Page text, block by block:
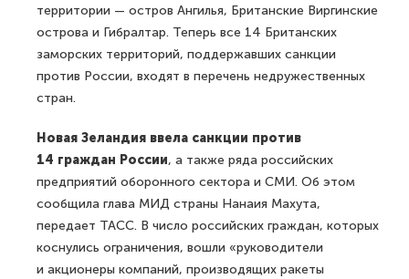
территории — остров Ангилья, Британские Виргинские
острова и Гибралтар. Теперь все 14 Британских
заморских территорий, поддержавших санкции
против России, входят в перечень недружественных
стран.
Новая Зеландия ввела санкции против
14 граждан России, а также ряда российских
предприятий оборонного сектора и СМИ. Об этом
сообщила глава МИД страны Нанаия Махута,
передает ТАСС. В число российских граждан, которых
коснулись ограничения, вошли «руководители
и акционеры компаний, производящих ракеты